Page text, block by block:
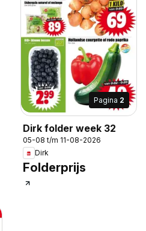
Pagina 2
Dirk folder week 32
05-08 t/m 11-08-2026
Dirk
Folderprijs